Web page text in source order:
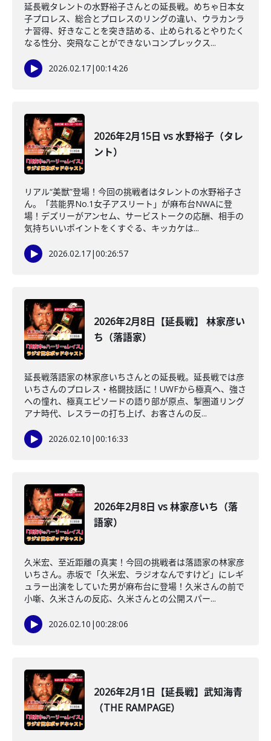
延長戦タレントの水野裕子さんとの延長戦。めちゃ日本女
子プロレス、総合とプロレスのリングの違い、ウラカンラ
ナ習得、好きなことを突き詰める、止められるとやりたく
なる性分、突飛なことができないコンプレックス...
2026.02.17|00:14:26
2026年2月15日 vs 水野裕子（タレ
ント）
リアル“美獣”登場！今回の挑戦者はタレントの水野裕子さ
ん。「芸能界No.1女子アスリート」が麻布台NWAに登
場！デズリーがアンセム、サービストークの応酬、相手の
気持ちいいポイントをくすぐる、キッカケは...
2026.02.17|00:26:57
2026年2月8日【延長戦】 林家彦い
ち（落語家）
延長戦落語家の林家彦いちさんとの延長戦。延長戦では彦
いちさんのプロレス・格闘技話に！UWFから極真へ、強さ
への憧れ、極真エピソードの語り部が原点、掣圏道リング
アナ時代、レスラーの打ち上げ、お客さんの反...
2026.02.10 |00:16:33
2026年2月8日 vs 林家彦いち（落
語家）
久米宏、至近距離の真実！今回の挑戦者は落語家の林家彦
いちさん。赤坂で「久米宏、ラジオなんですけど」にレギ
ュラー出演をしていた男が麻布台に登場！久米さんの前で
小噺、久米さんの反応、久米さんとの公開スパー...
2026.02.10 |00:28:06
2026年2月1日【延長戦】武知海青
（THE RAMPAGE）